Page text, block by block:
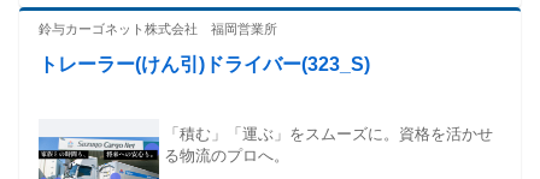
ラック運転手に興味がある ＊キャリアカー・大型トレーラー
近距離・地場配送のほうが安心だ ＊若年層～中高年・シニア
鈴与カーゴネット株式会社 福岡営業所
トレーラー(けん引)ドライバー(323_S)
「積む」「運ぶ」をスムーズに。資格を活かせ
る物流のプロへ。